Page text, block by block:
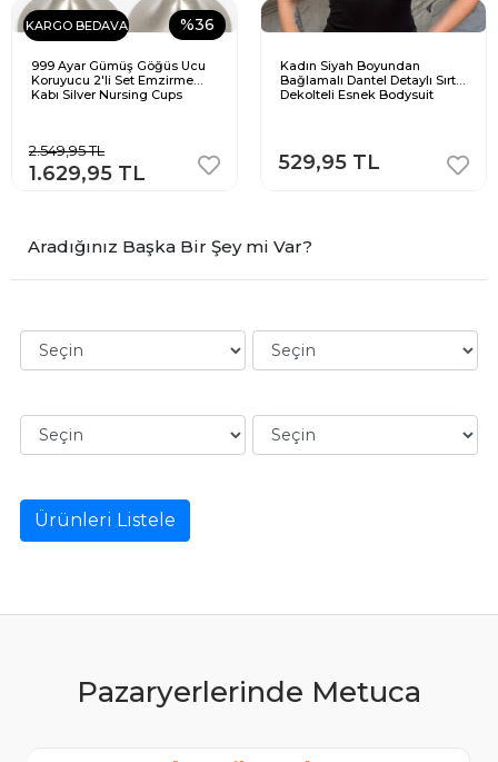
KARGO BEDAVA %36
999 Ayar Gümüş Göğüs Ucu
Koruyucu 2'li Set Emzirme
Kabı Silver Nursing Cups
2.549,95 TL
1.629,95 TL
Kadın Siyah Boyundan
Bağlamalı Dantel Detaylı Sırt
Dekolteli Esnek Bodysuit
529,95 TL
Aradığınız Başka Bir Şey mi Var?
Ürünleri Listele